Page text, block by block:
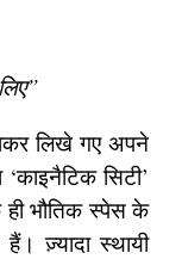
लिखे गए अपने
सिटी’
भौतिक स्पेस के
ज़्यादा स्थायी